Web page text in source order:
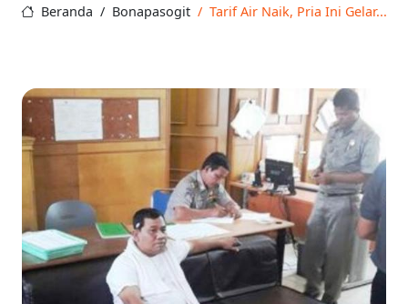
Beranda Bonapasogit Tarif Air Naik, Pria Ini Gelar...